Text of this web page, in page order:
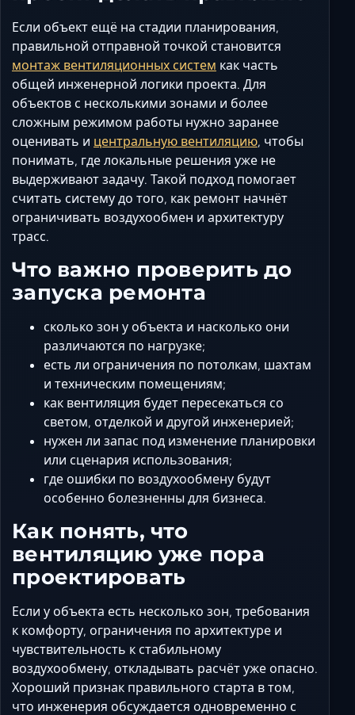
Если объект ещё на стадии планирования,
правильной отправной точкой становится
монтаж вентиляционных систем как часть
общей инженерной логики проекта. Для
объектов с несколькими зонами и более
сложным режимом работы нужно заранее
оценивать и центральную вентиляцию, чтобы
понимать, где локальные решения уже не
выдерживают задачу. Такой подход помогает
считать систему до того, как ремонт начнёт
ограничивать воздухообмен и архитектуру
трасс.
Что важно проверить до
запуска ремонта
сколько зон у объекта и насколько они
различаются по нагрузке;
есть ли ограничения по потолкам, шахтам
и техническим помещениям;
как вентиляция будет пересекаться со
светом, отделкой и другой инженерией;
нужен ли запас под изменение планировки
или сценария использования;
где ошибки по воздухообмену будут
особенно болезненны для бизнеса.
Как понять, что
вентиляцию уже пора
проектировать
Если у объекта есть несколько зон, требования
к комфорту, ограничения по архитектуре и
чувствительность к стабильному
воздухообмену, откладывать расчёт уже опасно.
Хороший признак правильного старта в том,
что инженерия обсуждается одновременно с